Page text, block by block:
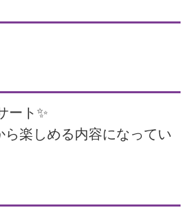
ート✨
ら楽しめる内容になってい